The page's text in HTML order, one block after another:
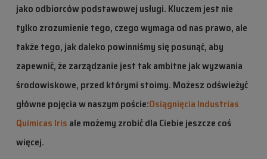
jako odbiorców podstawowej usługi. Kluczem jest nie
tylko zrozumienie tego, czego wymaga od nas prawo, ale
także tego, jak daleko powinniśmy się posunąć, aby
zapewnić, że zarządzanie jest tak ambitne jak wyzwania
środowiskowe, przed którymi stoimy. Możesz odświeżyć
główne pojęcia w naszym poście:Osiągnięcia Industrias
Químicas Iris ale możemy zrobić dla Ciebie jeszcze coś
więcej.